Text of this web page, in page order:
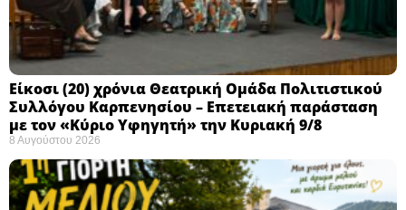
Eίκοσι (20) χρόνια Θεατρική Ομάδα Πολιτιστικού
Συλλόγου Καρπενησίου – Επετειακή παράσταση
με τον «Κύριο Υφηγητή» την Κυριακή 9/8
8 Αυγούστου 2026